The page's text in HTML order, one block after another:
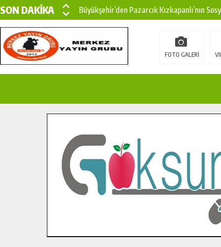
SON DAKİKA
Büyükşehir’den Pazarcık Kızkapanlı’nın
Büyükşehir’den Pazarcık Kırsalına Modern
Çin’den KSÜ’ye Uluslararası Başarı:
İlçe Jandarma Komutanı Karakaya’dan
Bertiz’in Yeni Köprüsünde Sona Doğru.
FOTO GALERİ